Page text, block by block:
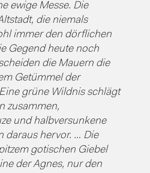
ewige Messe. Die
die niemals
immer den dörflichen
Gegend heute noch
die Mauern die
Getümmel der
grüne Wildnis schlägt
zusammen,
und halbversunkene
daraus hervor. … Die
gotischen Giebel
der Agnes, nur den